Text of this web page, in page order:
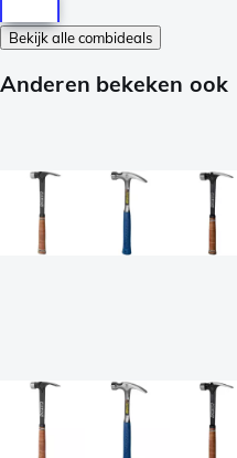
Bekijk alle combideals
Anderen bekeken ook